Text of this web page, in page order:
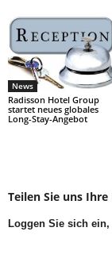
News
Radisson Hotel Group
startet neues globales
Long-Stay-Angebot
Teilen Sie uns
Loggen Sie sich